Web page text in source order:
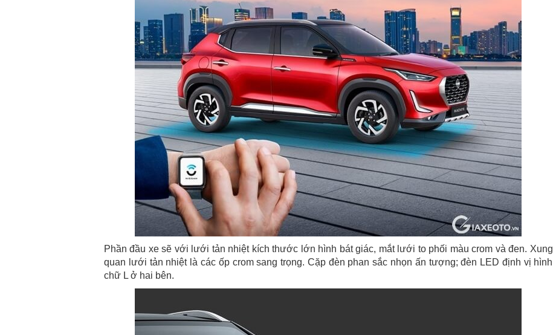
Phần đầu xe sẽ với lưới tản nhiệt kích thước lớn hình bát giác, mắt lưới to phối màu crom và đen. Xung
quan lưới tản nhiệt là các ốp crom sang trọng. Cặp đèn phan sắc nhọn ấn tượng; đèn LED định vị hình
chữ L ở hai bên.